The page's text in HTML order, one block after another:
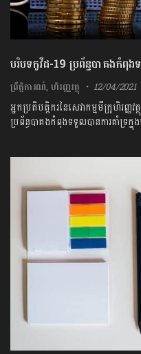
បរិបទកូវីដ-19 ប្រព័ន្ធបាគងកំពុងទ
ព្រឹត្តិការណ៍,ហិរញ្ញវត្ថុ 12/04/2021
អ្នកប្រតិបត្តិករនៃសេវាកម្មមីក្រូហិរញ្
ប្រព័ន្ធបា​គងកំពុងទទួលបានការគាំទ្រក្នុង